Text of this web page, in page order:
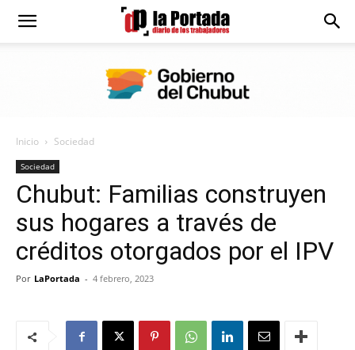
Diario
Portada
Inicio Sociedad
Sociedad
Chubut: Familias construyen
sus hogares a través de
créditos otorgados por el IPV
Por LaPortada - 4 febrero, 2023